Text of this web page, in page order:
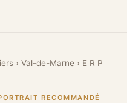
› Val-de-Marne › E R P
RECOMMANDÉ